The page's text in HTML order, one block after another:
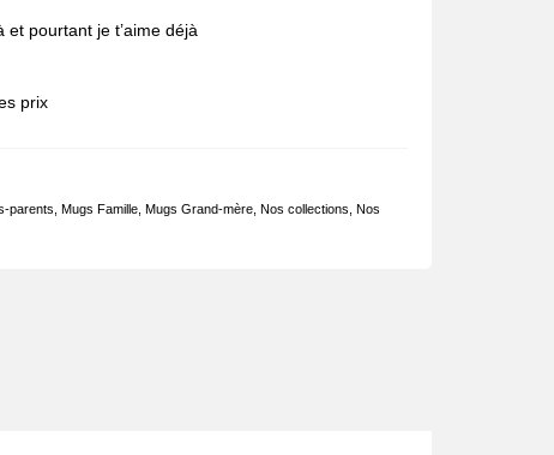
pourtant je t’aime déjà
prix
parents Mugs Famille, Mugs Grand-mère, Nos collections Nos